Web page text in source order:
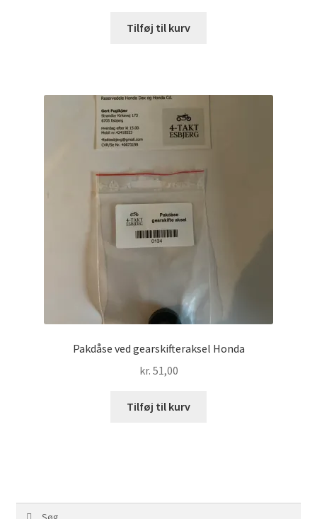
Tilføj til kurv
Pakdåse ved gearskifteraksel Honda
kr. 51,00
Tilføj til kurv